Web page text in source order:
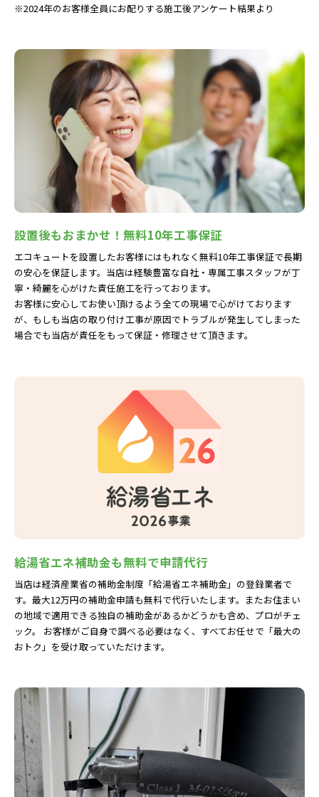
※2024年のお客様全員にお配りする施工後アンケート結果より
設置後もおまかせ！無料10年工事保証
エコキュートを設置したお客様にはもれなく無料10年工事保証で長期
の安心を保証します。当店は経験豊富な自社・専属工事スタッフが丁
寧・綺麗を心がけた責任施工を行っております。
お客様に安心してお使い頂けるよう全ての現場で心がけております
が、もしも当店の取り付け工事が原因でトラブルが発生してしまった
場合でも当店が責任をもって保証・修理させて頂きます。
給湯省エネ補助金も無料で申請代行
当店は経済産業省の補助金制度「給湯省エネ補助金」の登録業者で
す。最大12万円の補助金申請も無料で代行いたします。またお住まい
の地域で適用できる独自の補助金があるかどうかも含め、プロがチェ
ック。 お客様がご自身で調べる必要はなく、すべてお任せで「最大の
おトク」を受け取っていただけます。